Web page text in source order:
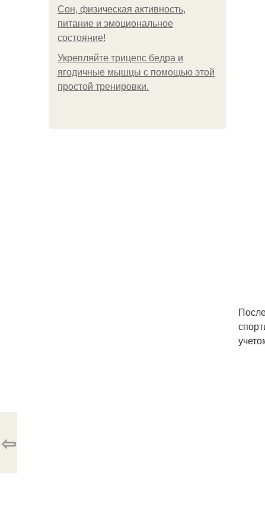
Сон, физическая активность,
питание и эмоциональное
состояние!
Укрепляйте трицепс бедра и
ягодичные мышцы с помощью этой
простой тренировки.
⇦